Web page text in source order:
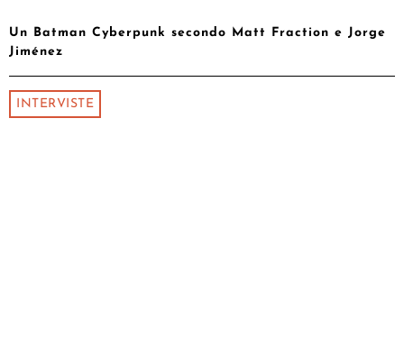
Un Batman Cyberpunk secondo Matt Fraction e Jorge
Jiménez
INTERVISTE